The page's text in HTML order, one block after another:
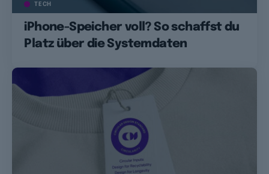
TECH
iPhone-Speicher voll? So schaffst du
Platz über die Systemdaten